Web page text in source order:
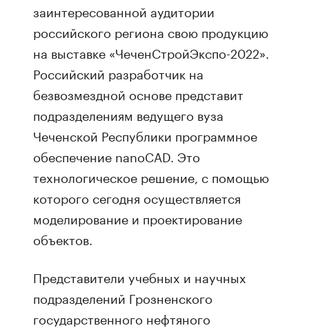
заинтересованной аудитории
российского региона свою продукцию
на выставке «ЧеченСтройЭкспо-2022».
Российский разработчик на
безвозмездной основе представит
подразделениям ведущего вуза
Чеченской Республики программное
обеспечение nanoCAD. Это
технологическое решение, с помощью
которого сегодня осуществляется
моделирование и проектирование
объектов.
Представители учебных и научных
подразделений Грозненского
государственного нефтяного